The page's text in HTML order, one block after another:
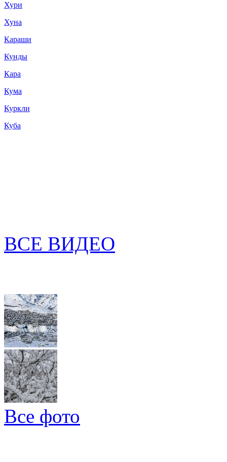
Хури
Хуна
Караши
Кунды
Кара
Кума
Куркли
Куба
ВСЕ ВИДЕО
Все фото